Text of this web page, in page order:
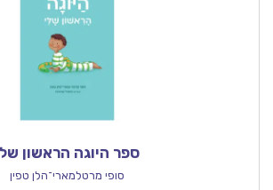
ספר היוגה הראשון
סופי מרטלמארי־הלן טפין